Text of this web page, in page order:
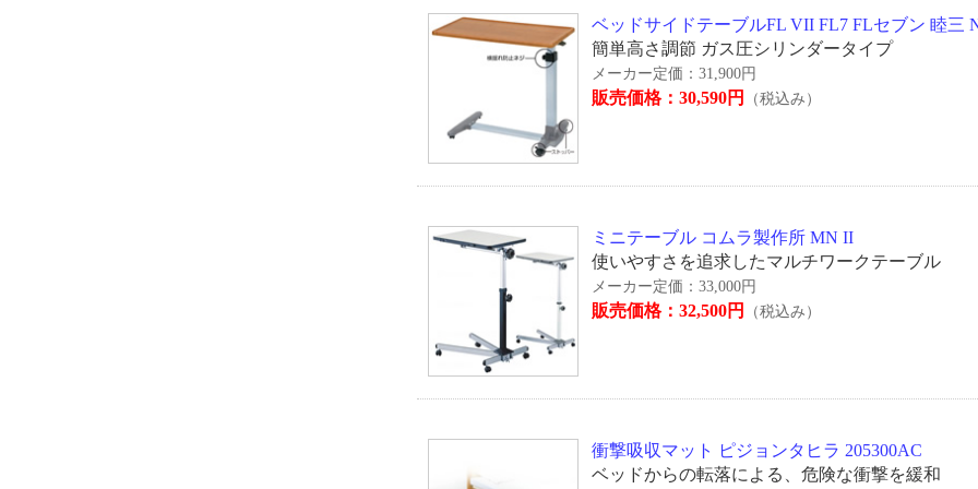
ベッドサイドテーブルFL VII FL7 FLセブン 睦三
簡単高さ調節 ガス圧シリンダータイプ
メーカー定価：31,900円
販売価格：30,590円 （税込み）
ミニテーブル コムラ製作所 MN II
使いやすさを追求したマルチワークテーブル
メーカー定価：33,000円
販売価格：32,500円 （税込み）
衝撃吸収マット ピジョンタヒラ 205300AC
ベッドからの転落による、危険な衝撃を緩和